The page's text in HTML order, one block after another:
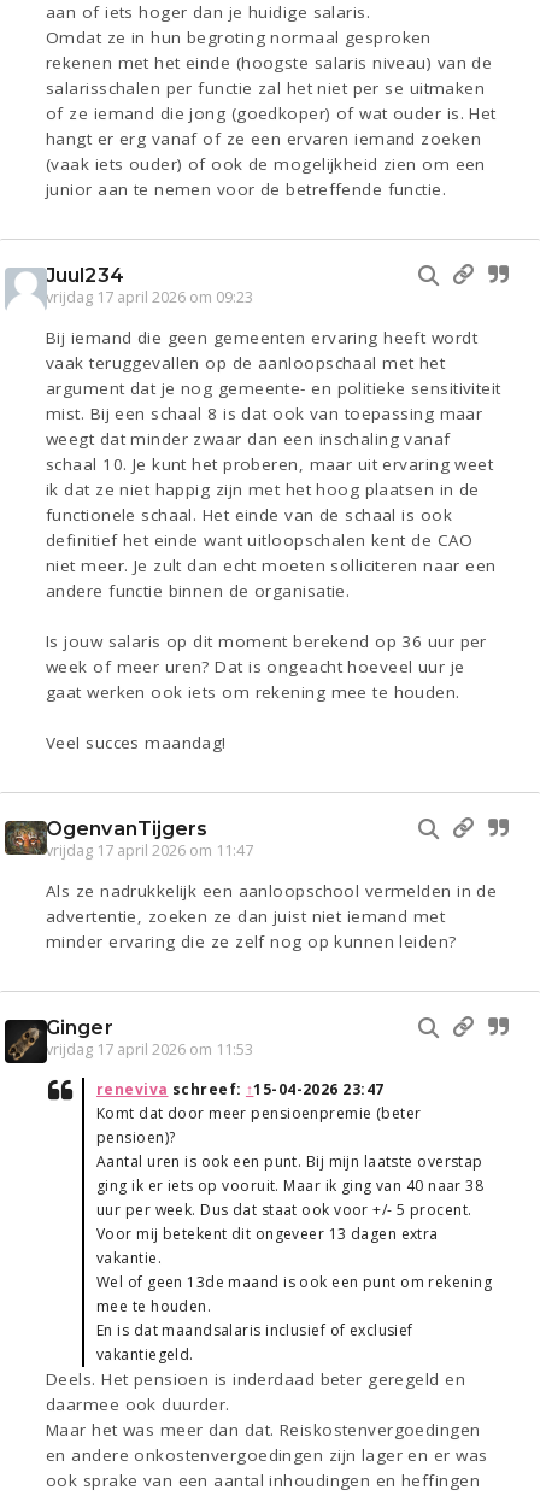
aan of iets hoger dan je huidige salaris.
Omdat ze in hun begroting normaal gesproken
rekenen met het einde (hoogste salaris niveau) van de
salarisschalen per functie zal het niet per se uitmaken
of ze iemand die jong (goedkoper) of wat ouder is. Het
hangt er erg vanaf of ze een ervaren iemand zoeken
(vaak iets ouder) of ook de mogelijkheid zien om een
junior aan te nemen voor de betreffende functie.
Juul234
vrijdag 17 april 2026 om 09:23
Bij iemand die geen gemeenten ervaring heeft wordt
vaak teruggevallen op de aanloopschaal met het
argument dat je nog gemeente- en politieke sensitiviteit
mist. Bij een schaal 8 is dat ook van toepassing maar
weegt dat minder zwaar dan een inschaling vanaf
schaal 10. Je kunt het proberen, maar uit ervaring weet
ik dat ze niet happig zijn met het hoog plaatsen in de
functionele schaal. Het einde van de schaal is ook
definitief het einde want uitloopschalen kent de CAO
niet meer. Je zult dan echt moeten solliciteren naar een
andere functie binnen de organisatie.
Is jouw salaris op dit moment berekend op 36 uur per
week of meer uren? Dat is ongeacht hoeveel uur je
gaat werken ook iets om rekening mee te houden.
Veel succes maandag!
OgenvanTijgers
vrijdag 17 april 2026 om 11:47
Als ze nadrukkelijk een aanloopschool vermelden in de
advertentie, zoeken ze dan juist niet iemand met
minder ervaring die ze zelf nog op kunnen leiden?
Ginger
vrijdag 17 april 2026 om 11:53
reneviva schreef: ↑15-04-2026 23:47
Komt dat door meer pensioenpremie (beter
pensioen)?
Aantal uren is ook een punt. Bij mijn laatste overstap
ging ik er iets op vooruit. Maar ik ging van 40 naar 38
uur per week. Dus dat staat ook voor +/- 5 procent.
Voor mij betekent dit ongeveer 13 dagen extra
vakantie.
Wel of geen 13de maand is ook een punt om rekening
mee te houden.
En is dat maandsalaris inclusief of exclusief
vakantiegeld.
Deels. Het pensioen is inderdaad beter geregeld en
daarmee ook duurder.
Maar het was meer dan dat. Reiskostenvergoedingen
en andere onkostenvergoedingen zijn lager en er was
ook sprake van een aantal inhoudingen en heffingen